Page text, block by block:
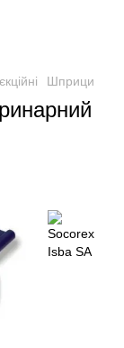
Шприци